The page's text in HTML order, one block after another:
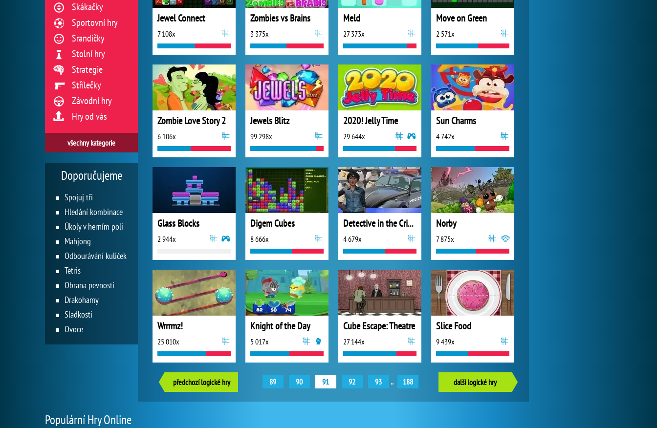
Jewel Connect
7 108x
Zombies vs Brains
3 375x
Meld
27 373x
Move on Green
2 571x
Zombie Love Story 2
6 106x
Jewels Blitz
99 298x
2020! Jelly Time
29 644x
Sun Charms
4 742x
Glass Blocks
2 944x
Digem Cubes
8 666x
Detective in the Crime Scene
4 679x
Norby
7 875x
Wrrrmz!
25 010x
Knight of the Day
5 017x
Cube Escape: Theatre
27 144x
Slice Food
9 439x
předchozí logické hry 89 90 91 92 93 .. 188 další logické hry
Skákačky
Sportovní hry
Srandičky
Stolní hry
Strategie
Střílečky
Závodní hry
Hry od vás
všechny kategorie
Doporučujeme
Spojuj tři
Hledání kombinace
Úkoly v herním poli
Mahjong
Odbourávání kuliček
Tetris
Obrana pevnosti
Drakohamy
Sladkosti
Ovoce
Populární Hry Online